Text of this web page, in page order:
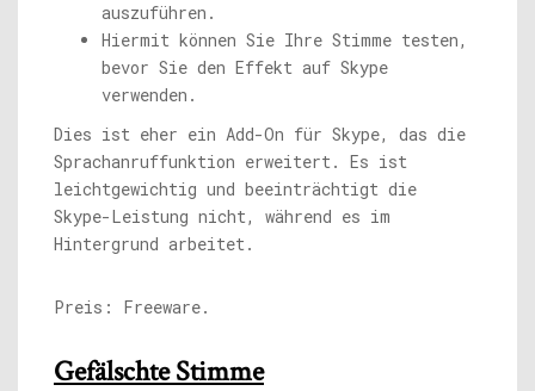
auszuführen.
Hiermit können Sie Ihre Stimme testen,
bevor Sie den Effekt auf Skype
verwenden.
Dies ist eher ein Add-On für Skype, das die
Sprachanruffunktion erweitert. Es ist
leichtgewichtig und beeinträchtigt die
Skype-Leistung nicht, während es im
Hintergrund arbeitet.
Preis: Freeware.
Gefälschte Stimme